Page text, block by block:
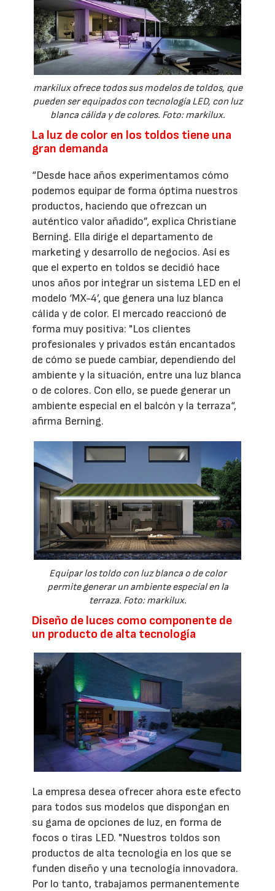
markilux ofrece todos sus modelos de toldos, que
pueden ser equipados con tecnología LED, con luz
blanca cálida y de colores. Foto: markilux.
La luz de color en los toldos tiene una
gran demanda
“Desde hace años experimentamos cómo
podemos equipar de forma óptima nuestros
productos, haciendo que ofrezcan un
auténtico valor añadido”, explica Christiane
Berning. Ella dirige el departamento de
marketing y desarrollo de negocios. Así es
que el experto en toldos se decidió hace
unos años por integrar un sistema LED en el
modelo ‘MX-4’, que genera una luz blanca
cálida y de color. El mercado reaccionó de
forma muy positiva: "Los clientes
profesionales y privados están encantados
de cómo se puede cambiar, dependiendo del
ambiente y la situación, entre una luz blanca
o de colores. Con ello, se puede generar un
ambiente especial en el balcón y la terraza“,
afirma Berning.
Equipar los toldo con luz blanca o de color
permite generar un ambiente especial en la
terraza. Foto: markilux.
Diseño de luces como componente de
un producto de alta tecnología
La empresa desea ofrecer ahora este efecto
para todos sus modelos que dispongan en
su gama de opciones de luz, en forma de
focos o tiras LED. "Nuestros toldos son
productos de alta tecnología en los que se
funden diseño y una tecnología innovadora.
Por lo tanto, trabajamos permanentemente